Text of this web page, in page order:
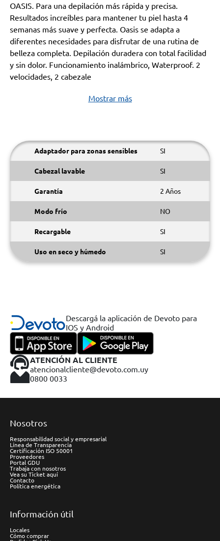
OASIS. Para una depilación más rápida y precisa.
Resultados increíbles para mantener tu piel hasta 4
semanas más suave y perfecta. Oasis se adapta a
diferentes necesidades para disfrutar de una rutina de
belleza completa. Depilación duradera con total facilidad
y sin dolor. Funcionamiento inalámbrico, Waterproof. 2
velocidades, 2 cabezale
Mostrar más
Adaptador para zonas sensibles SI
Cabezal lavable SI
Garantía 2 Años
Modo frío NO
Recargable SI
Uso en seco y húmedo SI
Descargá la aplicación de Devoto para
IOS y Android
ATENCIÓN AL CLIENTE
atencionalcliente@devoto.com.uy
0800 0033
Nosotros
Responsabilidad social y empresarial
Línea de Transparencia
Certificación ISO 50001
Proveedores
Portal GDU
Trabaja con nosotros
Vea su Ticket aquí
Contacto
Política energética
Información útil
Locales
Cómo comprar